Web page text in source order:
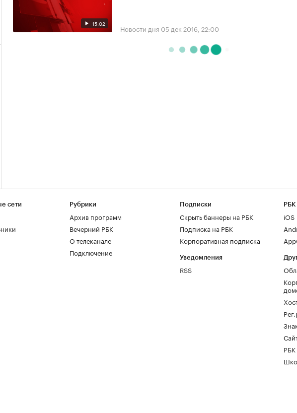
15:02 Новости дня 05 дек 2016, 22:00
сети Рубрики
Архив программ
Вечерний РБК
О телеканале
Подключение
Подписки
Скрыть баннеры на РБК
Подписка на РБК
Корпоративная подписка
Уведомления
RSS
РБК
iOS